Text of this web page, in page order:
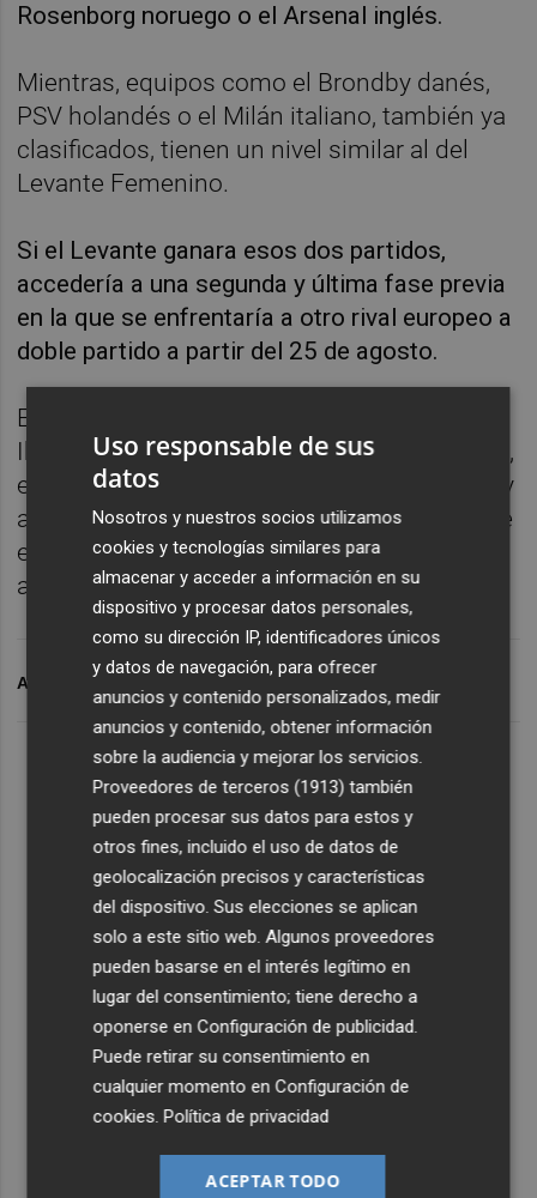
Rosenborg noruego o el Arsenal inglés.
Mientras, equipos como el Brondby danés,
PSV holandés o el Milán italiano, también ya
clasificados, tienen un nivel similar al del
Levante Femenino.
Si el Levante ganara esos dos partidos,
accedería a una segunda y última fase previa
en la que se enfrentaría a otro rival europeo a
doble partido a partir del 25 de agosto.
En las dos últimas jornadas de la Primera
Iberdrola que deben decidir su posición final,
el Levante jugará el derbi contra el Valencia y
ante el Atlético de Madrid y el Real Madrid se
enfrentará al Santa Teresa, ya descendido, y
al Granadilla Tenerife.
ARCHIVADO EN LUD FEMENINO
Uso responsable de sus
datos
Nosotros y nuestros socios utilizamos
cookies y tecnologías similares para
almacenar y acceder a información en su
dispositivo y procesar datos personales,
como su dirección IP, identificadores únicos
y datos de navegación, para ofrecer
anuncios y contenido personalizados, medir
anuncios y contenido, obtener información
sobre la audiencia y mejorar los servicios.
Proveedores de terceros (1913) también
pueden procesar sus datos para estos y
otros fines, incluido el uso de datos de
geolocalización precisos y características
del dispositivo. Sus elecciones se aplican
solo a este sitio web. Algunos proveedores
pueden basarse en el interés legítimo en
lugar del consentimiento; tiene derecho a
oponerse enConfiguración de publicidad.
Puede retirar su consentimiento en
cualquier momento enConfiguración de
cookies.Política de privacidad
ACEPTAR TODO